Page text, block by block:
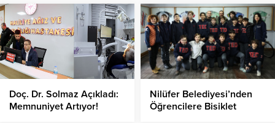
Doç. Dr. Solmaz Açıkladı:
Memnuniyet Artıyor!
Nilüfer Belediyesi’nden
Öğrencilere Bisiklet